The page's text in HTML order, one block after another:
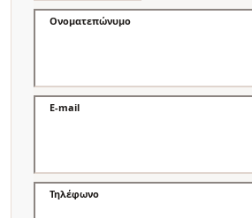
Ονοματεπώνυμο
E-mail
Τηλέφωνο